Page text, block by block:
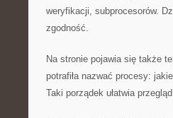
weryfikacji, subprocesorów.
zgodność.
Na stronie pojawia się także
potrafiła nazwać procesy:
Taki porządek ułatwia